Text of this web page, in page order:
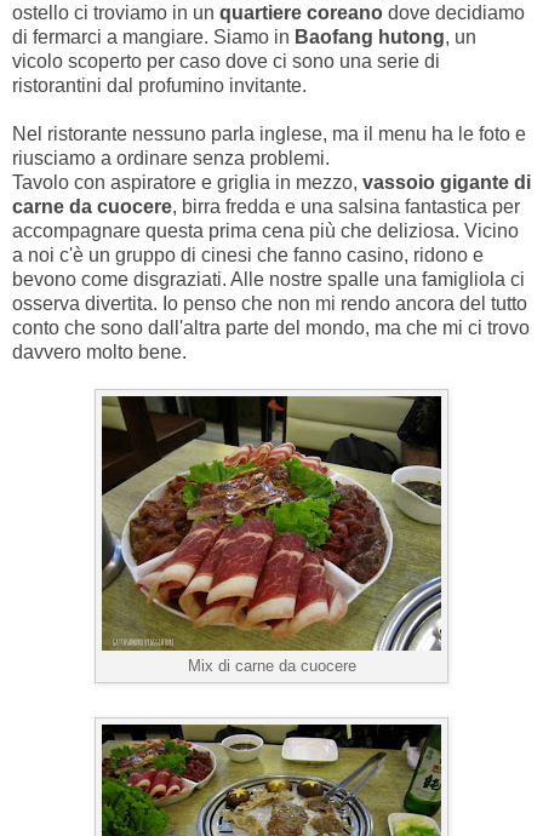
ostello ci troviamo in un quartiere coreano dove decidiamo
di fermarci a mangiare. Siamo in Baofang hutong, un
vicolo scoperto per caso dove ci sono una serie di
ristorantini dal profumino invitante.
Nel ristorante nessuno parla inglese, ma il menu ha le foto e
riusciamo a ordinare senza problemi.
Tavolo con aspiratore e griglia in mezzo, vassoio gigante di
carne da cuocere, birra fredda e una salsina fantastica per
accompagnare questa prima cena più che deliziosa. Vicino
a noi c'è un gruppo di cinesi che fanno casino, ridono e
bevono come disgraziati. Alle nostre spalle una famigliola ci
osserva divertita. Io penso che non mi rendo ancora del tutto
conto che sono dall'altra parte del mondo, ma che mi ci trovo
davvero molto bene.
Mix di carne da cuocere